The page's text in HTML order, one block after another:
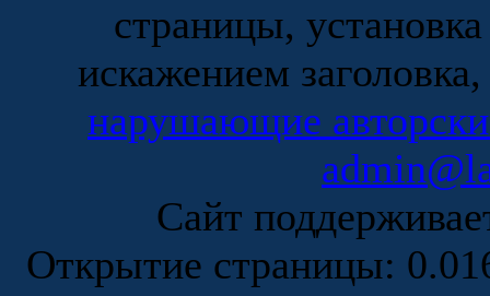
страницы,
искажением
нарушающие
Сайт
Открытие страницы: